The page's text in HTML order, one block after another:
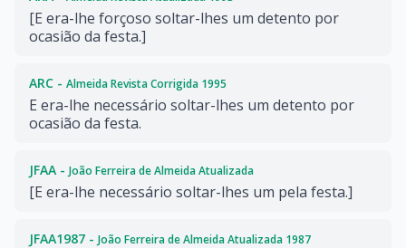
[E era-lhe forçoso soltar-lhes um detento por
ocasião da festa.]
ARC - Almeida Revista Corrigida 1995
E era-lhe necessário soltar-lhes um detento por
ocasião da festa.
JFAA - João Ferreira de Almeida Atualizada
[E era-lhe necessário soltar-lhes um pela festa.]
JFAA1987 - João Ferreira de Almeida Atualizada 1987